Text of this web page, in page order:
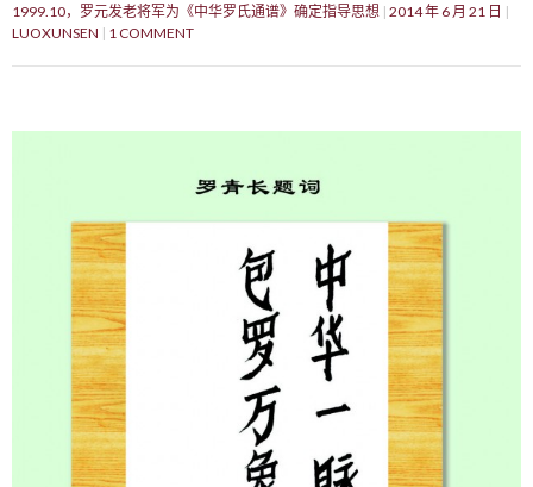
1999.10，罗元发老将军为《中华罗氏通谱》确定指导思想 2014 年 6 月 21 日
LUOXUNSEN
1 COMMENT